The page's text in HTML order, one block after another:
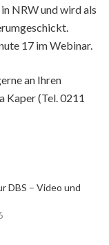
NRW und wird als
17 im Webinar.
an Ihren
Kaper (Tel. 0211
DBS – Video und